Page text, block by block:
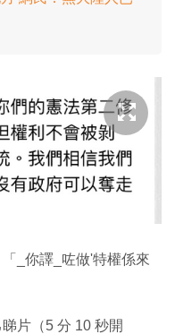
_你譯_咗做'特權係來
片（5 分 10 秒開